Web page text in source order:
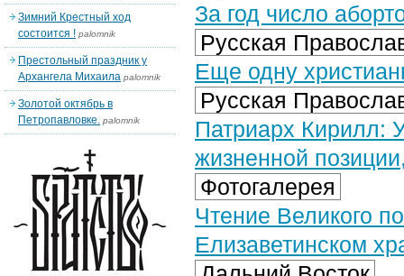
За год число
Русская
Еще одну
Русская
Патриарх Кирилл:
жизненной
Фотогалерея
Чтение Великого
Елизаветинском
Зимний Крестный ход
состоится ! palomnik
Престольный праздник у
Архангела Михаила palomnik
Золотой октябрь в
Петропавловке. palomnik